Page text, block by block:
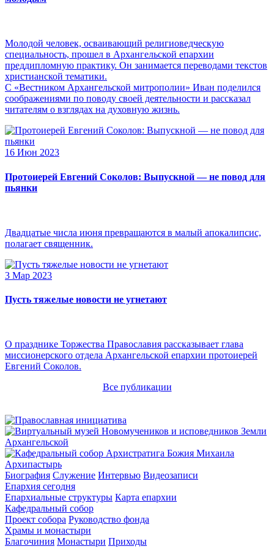
Молодой человек, осваивающий религиоведческую
специальность, прошел в Архангельской епархии
преддипломную практику. Он занимается переводами текстов
христианской тематики.
С «Вестником Архангельской митрополии» Иван поделился
соображениями по поводу своей деятельности и рассказал
читателям о взглядах на духовную жизнь.
16 Июн 2023
Протоиерей Евгений Соколов: Выпускной — не повод для
пьянки
Двадцатые числа июня превращаются в малый апокалипсис,
полагает священник.
3 Мар 2023
Пусть тяжелые новости не угнетают
О празднике Торжества Православия рассказывает глава
миссионерского отдела Архангельской епархии протоиерей
Евгений Соколов.
Все публикации
Архипастырь
Биография Служение Интервью Видеозаписи
Епархия сегодня
Епархиальные структуры Карта епархии
Кафедральный собор
Проект собора Руководство фонда
Храмы и монастыри
Благочиния Монастыри Приходы